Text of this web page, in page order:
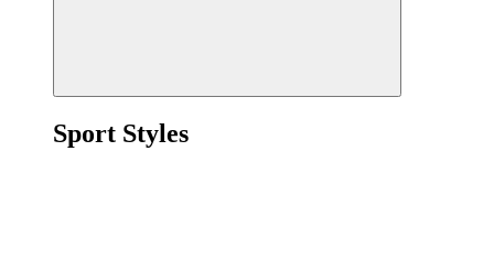
Sport Styles